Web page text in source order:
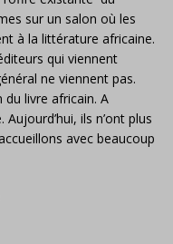
sur un salon où les
à la littérature africaine.
qui viennent
ne viennent pas.
du livre africain. A
ils n’ont plus
avec beaucoup